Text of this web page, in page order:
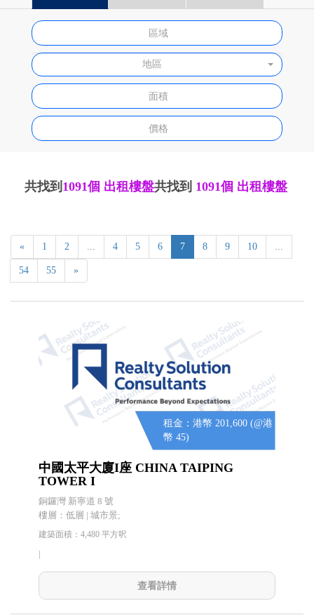
地區
共找到 1091個 出租樓盤共找到 1091個 出租樓盤
« 1 2 ... 4 5 6 7 8 9 10 ...
54 55 »
租金：港幣 201,600 (@港
幣 45)
中國太平大廈I座 CHINA TAIPING
TOWER I
銅鑼灣 新寧道 8 號
樓層：低層 | 城市景;
建築面積：4,480 平方呎
|
查看詳情